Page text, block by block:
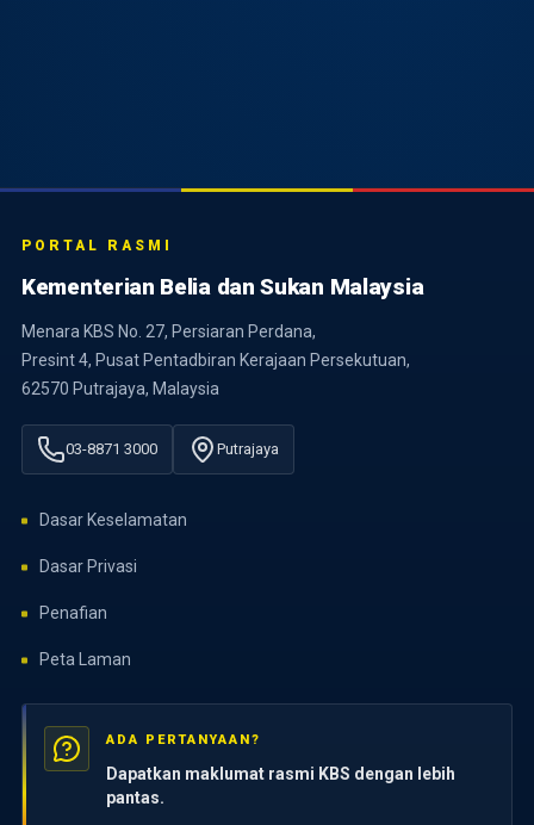
PORTAL RASMI
Kementerian Belia dan Sukan Malaysia
Menara KBS No. 27, Persiaran Perdana,
Presint 4, Pusat Pentadbiran Kerajaan Persekutuan,
62570 Putrajaya, Malaysia
03-8871 3000 Putrajaya
Dasar Keselamatan
Dasar Privasi
Penafian
Peta Laman
ADA PERTANYAAN?
Dapatkan maklumat rasmi KBS dengan lebih
pantas.